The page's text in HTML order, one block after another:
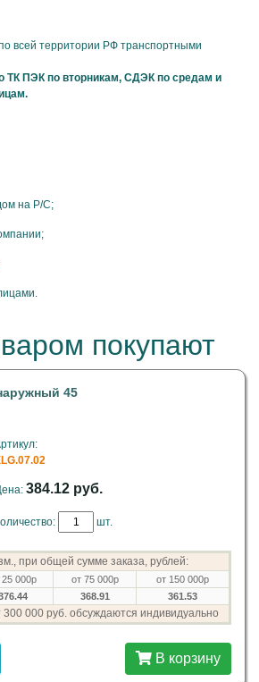
всей территории РФ транспортными
ТК ПЭК по вторникам, СДЭК по средам и
на Р/С;
покупают
45
384.12 руб.
шт.
при общей сумме заказа, рублей:
25 000р от 75 000р
от 150 000р
368.91 361.53
000 руб. обсуждаются индивидуально
В корзину